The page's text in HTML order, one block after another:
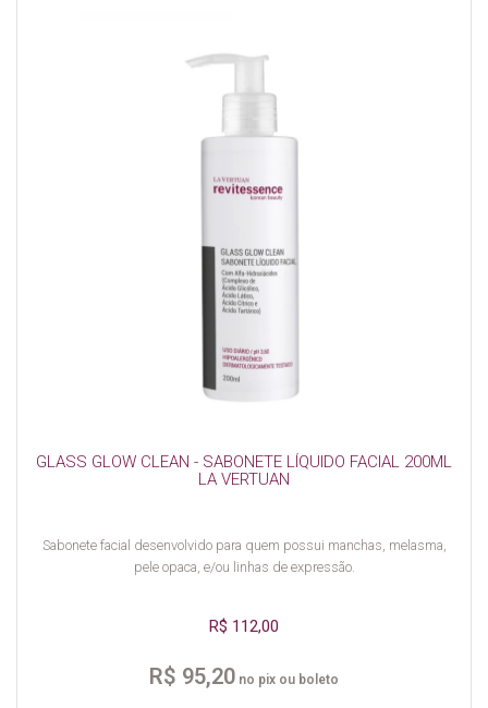
GLASS GLOW CLEAN - SABONETE LÍQUIDO FACIAL 200ML
LA VERTUAN
Sabonete facial desenvolvido para quem possui manchas, melasma,
pele opaca, e/ou linhas de expressão.
R$ 112,00
R$ 95,20 no pix ou boleto